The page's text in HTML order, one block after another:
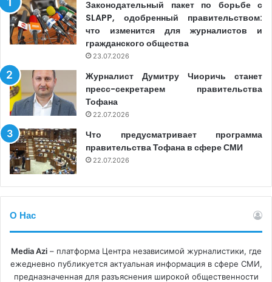
из следующих случаев: a) для осуществления права на
свободу выражения своего мнения и на информацию,
как это предусмотрено законодательством и
международными договорами, одной из сторон
которых является Республика Молдова, включая
соблюдение свободы и плюрализма средств массовой
информации».
В этом отношении в качества краткосрочного решения
член СТР предложил «расширить и разъяснить пункт
об источниках финансирования медиауслуг, подробнее
уточнить категории данных, которые обязаны
обнародовать поставщики медиауслуг». Также, по его
мнению, впоследствии могут быть предложены и
массовой информации, в соответствии с европейскими
стандартами: применение Рекомендаций Комитета
Законодательный пакет по борьбе с
SLAPP, одобренный правительством:
что изменится для журналистов и
гражданского общества
23.07.2026
Журналист Думитру Чиоричь станет
пресс-секретарем правительства
Тофана
22.07.2026
Что предусматривает программа
правительства Тофана в сфере СМИ
22.07.2026
О Нас
Media Azi– платформа Центра независимой журналистики, где
ежедневно публикуется актуальная информация в сфере СМИ,
предназначенная для разъяснения широкой общественности